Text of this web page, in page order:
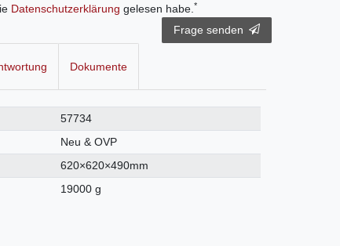
Daten­schutz­erklärung gelesen habe.*
Frage senden
Dokumente
57734
Neu & OVP
620×620×490mm
19000 g